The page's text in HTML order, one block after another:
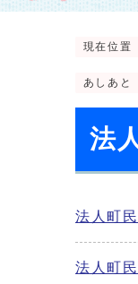
現在位置
あしあと
法
法人町
法人町